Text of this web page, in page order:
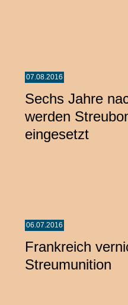
07.08.2016
Sechs Jahre
werden
eingesetzt
06.07.2016
Frankreich
Streumunition